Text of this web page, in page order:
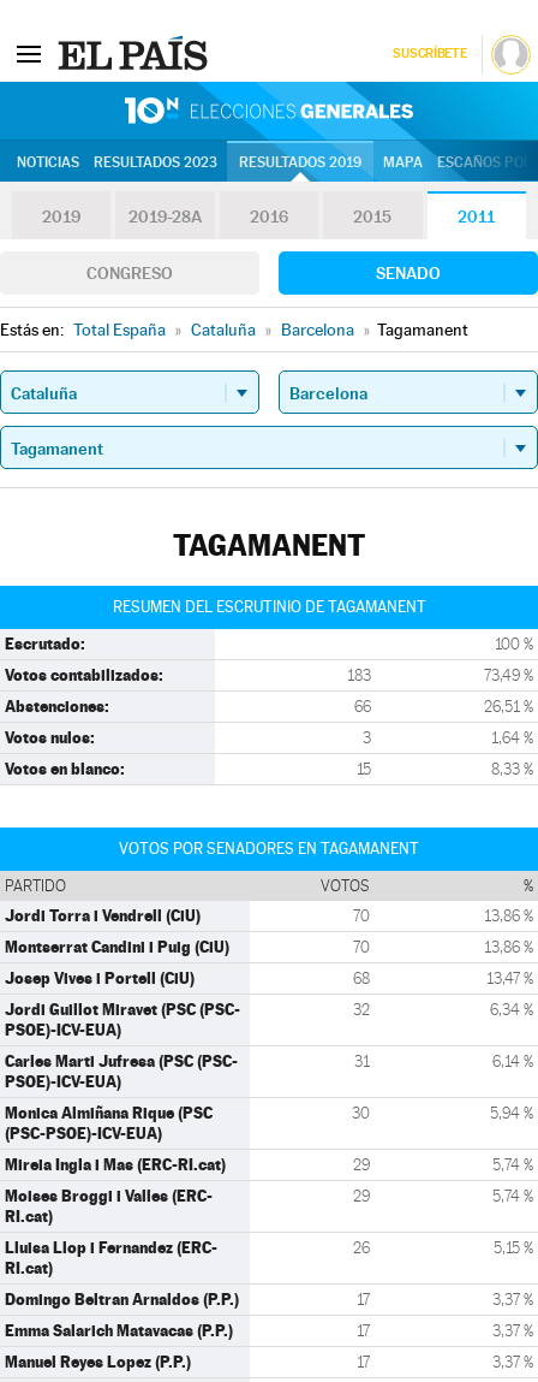
SUSCRÍBETE
NOTICIAS RESULTADOS 2023 RESULTADOS 2019 MAPA ESCAÑOS
2019 2019-28A 2016 2015 2011
CONGRESO SENADO
Estás en: Total España » Cataluña » Barcelona » Tagamanent
TAGAMANENT
RESUMEN DEL ESCRUTINIO DE TAGAMANENT
Escrutado: 100 %
Votos contabilizados: 183 73,49 %
Abstenciones: 66 26,51 %
Votos nulos: 3 1,64 %
Votos en blanco: 15 8,33 %
VOTOS POR SENADORES EN TAGAMANENT
PARTIDO VOTOS %
Jordi Torra i Vendrell (CiU) 70 13,86 %
Montserrat Candini i Puig (CiU) 70 13,86 %
Josep Vives i Portell (CiU) 68 13,47 %
Jordi Guillot Miravet (PSC (PSC-
PSOE)-ICV-EUA)
32 6,34 %
Carles Marti Jufresa (PSC (PSC-
PSOE)-ICV-EUA)
31 6,14 %
Monica Almiñana Rique (PSC
(PSC-PSOE)-ICV-EUA)
30 5,94 %
Mireia Ingla i Mas (ERC-RI.cat) 29 5,74 %
Moises Broggi i Valles (ERC-
RI.cat)
29 5,74 %
Lluisa Llop i Fernandez (ERC-
RI.cat)
26 5,15 %
Domingo Beltran Arnaldos (P.P.) 17 3,37 %
Emma Salarich Matavacas (P.P.) 17 3,37 %
Manuel Reyes Lopez (P.P.) 17 3,37 %